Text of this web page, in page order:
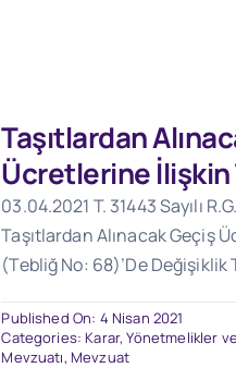
Taşıtlardan
Ücretlerine İlişkin
03.04.2021 T. 31443 Sayılı
Taşıtlardan Alınacak Geçiş
(Tebliğ No: 68)’De Değişiklik
Published On: 4 Nisan 2021
Categories: Karar, Yönetmelikler
Mevzuatı, Mevzuat